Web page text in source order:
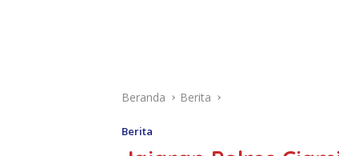
Beranda Berita
Berita